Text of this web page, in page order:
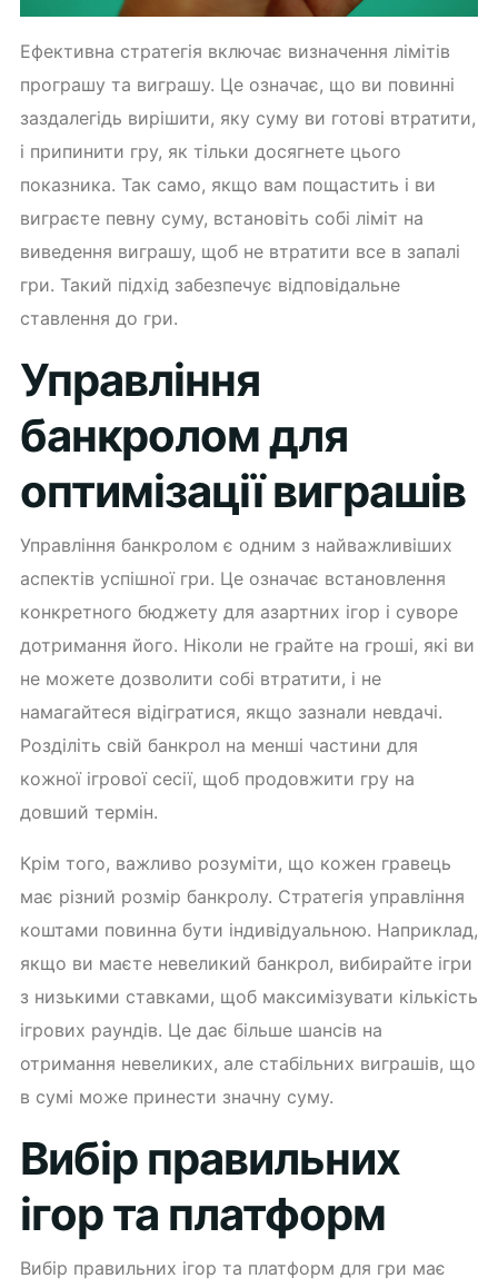
Ефективна стратегія включає визначення лімітів
програшу та виграшу. Це означає, що ви повинні
заздалегідь вирішити, яку суму ви готові втратити,
і припинити гру, як тільки досягнете цього
показника. Так само, якщо вам пощастить і ви
виграєте певну суму, встановіть собі ліміт на
виведення виграшу, щоб не втратити все в запалі
гри. Такий підхід забезпечує відповідальне
ставлення до гри.
Управління
банкролом для
оптимізації виграшів
Управління банкролом є одним з найважливіших
аспектів успішної гри. Це означає встановлення
конкретного бюджету для азартних ігор і суворе
дотримання його. Ніколи не грайте на гроші, які ви
не можете дозволити собі втратити, і не
намагайтеся відігратися, якщо зазнали невдачі.
Розділіть свій банкрол на менші частини для
кожної ігрової сесії, щоб продовжити гру на
довший термін.
Крім того, важливо розуміти, що кожен гравець
має різний розмір банкролу. Стратегія управління
коштами повинна бути індивідуальною. Наприклад,
якщо ви маєте невеликий банкрол, вибирайте ігри
з низькими ставками, щоб максимізувати кількість
ігрових раундів. Це дає більше шансів на
отримання невеликих, але стабільних виграшів, що
в сумі може принести значну суму.
Вибір правильних
ігор та платформ
Вибір правильних ігор та платформ для гри має